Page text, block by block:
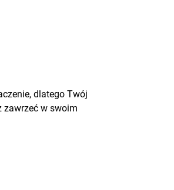
dlatego Twój
zawrzeć w swoim